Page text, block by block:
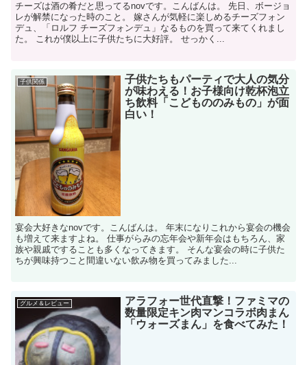
チーズは酒の肴だと思ってるnovです。こんばんは。 先日、ボージョ
レが解禁になった時のこと。 嫁さんが気軽に楽しめるチーズフォン
デュ、「ロルフ チーズフォンデュ」なるものを買って来てくれまし
た。 これが僕以上に子供たちに大好評。 せっかく...
子供関係
子供たちもパーティで大人の気分
が味わえる！お子様向け乾杯泡立
ち飲料「こどもののみもの」が面
白い！
宴会大好きなnovです。こんばんは。 年末になりこれから宴会の機会
も増えて来ますよね。 仕事がらみの忘年会や新年会はもちろん、家
族や親戚ですることも多くなってきます。 そんな宴会の時に子供た
ちが興味持つこと間違いない飲み物を買ってみました...
グルメ＆レビュー
アラフォー世代直撃！ファミマの
数量限定キン肉マンコラボ肉まん
「ウォーズまん」を食べてみた！